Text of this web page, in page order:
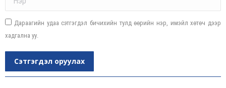
Дараагийн удаа сэтгэгдэл бичихийн тулд өөрийн нэр, имэйл хөтөч дээр
хадгална уу.
Сэтгэгдэл оруулах